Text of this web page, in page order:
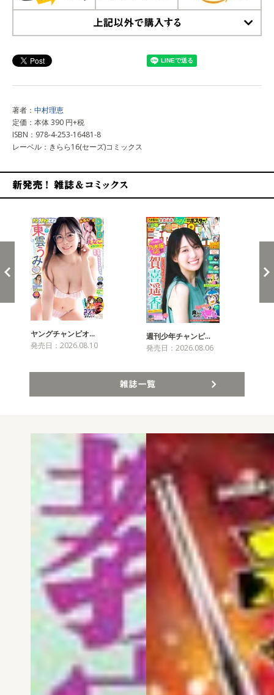
著者： 中村理恵
定価：本体 390 円+税
ISBN：978-4-253-16481-8
レーベル：きらら16(セーズ)コミックス
ヤングチャンピオ…
発売日：2026.08.10
週刊少年チャンピ…
発売日：2026.08.06